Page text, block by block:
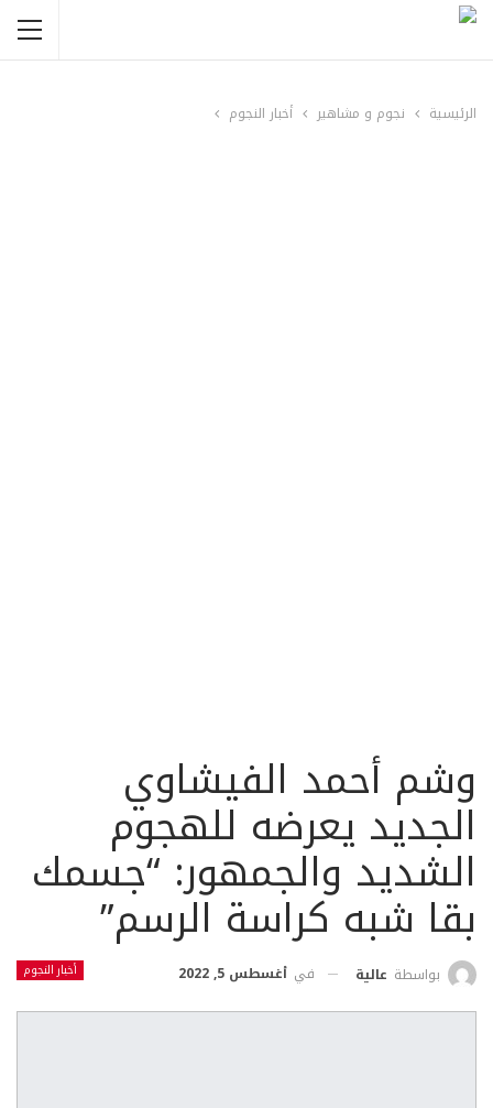
الرئيسية نجوم و مشاهير أخبار النجوم
وشم أحمد الفيشاوي
الجديد يعرضه للهجوم
الشديد والجمهور: “جسمك
بقا شبه كراسة الرسم”
أخبار النجوم بواسطة عالية في أغسطس 5, 2022